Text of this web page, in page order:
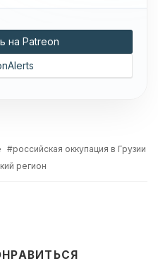
на Patreon
российская оккупация в Грузии
регион